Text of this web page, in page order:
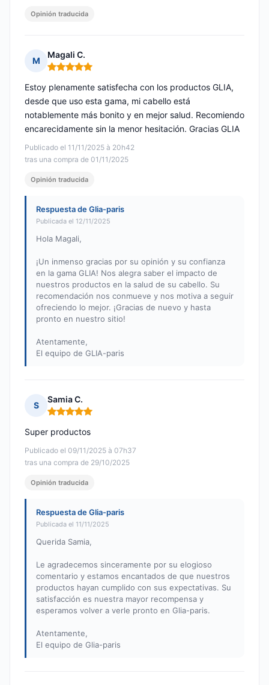
Opinión traducida
M
Magali C.
Nota: 5 de 5
Publicado el 11/11/2025 à 20h42
tras una compra de 01/11/2025
Estoy plenamente satisfecha con los productos GLIA,
desde que uso esta gama, mi cabello está
notablemente más bonito y en mejor salud. Recomiendo
encarecidamente sin la menor hesitación. Gracias GLIA
Opinión traducida
Respuesta de Glia-paris
Publicada el 12/11/2025
Hola Magali,
¡Un inmenso gracias por su opinión y su confianza
en la gama GLIA! Nos alegra saber el impacto de
nuestros productos en la salud de su cabello. Su
recomendación nos conmueve y nos motiva a seguir
ofreciendo lo mejor. ¡Gracias de nuevo y hasta
pronto en nuestro sitio!
Atentamente,
El equipo de GLIA-paris
S
Samia C.
Nota: 5 de 5
Publicado el 09/11/2025 à 07h37
tras una compra de 29/10/2025
Super productos
Opinión traducida
Respuesta de Glia-paris
Publicada el 11/11/2025
Querida Samia,
Le agradecemos sinceramente por su elogioso
comentario y estamos encantados de que nuestros
productos hayan cumplido con sus expectativas. Su
satisfacción es nuestra mayor recompensa y
esperamos volver a verle pronto en Glia-paris.
Atentamente,
El equipo de Glia-paris